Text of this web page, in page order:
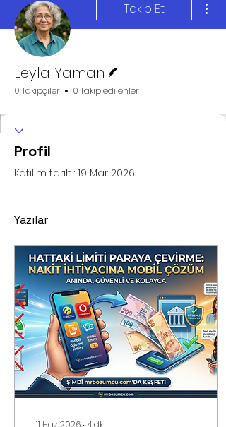
Takip Et
Leyla Yaman
0 Takipçiler 0 Takip edilenler
Profil
Katılım tarihi: 19 Mar 2026
Yazılar
11 Haz 2026 ∙4dk.